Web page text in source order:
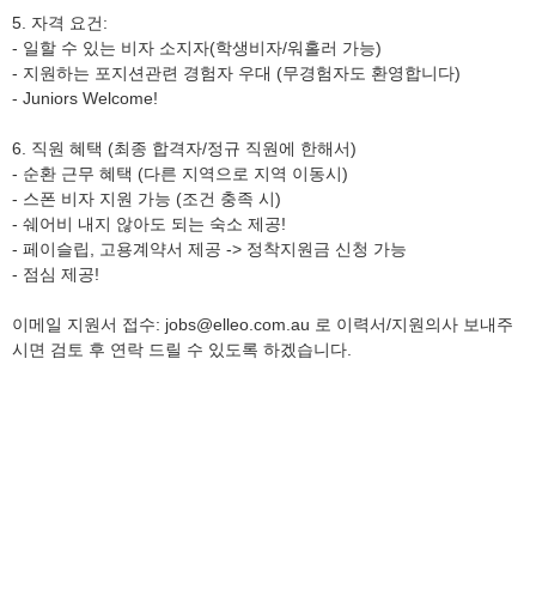
5. 자격 요건:
- 일할 수 있는 비자 소지자(학생비자/워홀러 가능)
- 지원하는 포지션관련 경험자 우대 (무경험자도 환영합니다)
- Juniors Welcome!
6. 직원 혜택 (최종 합격자/정규 직원에 한해서)
- 순환 근무 혜택 (다른 지역으로 지역 이동시)
- 스폰 비자 지원 가능 (조건 충족 시)
- 쉐어비 내지 않아도 되는 숙소 제공!
- 페이슬립, 고용계약서 제공 -> 정착지원금 신청 가능
- 점심 제공!
이메일 지원서 접수: jobs@elleo.com.au 로 이력서/지원의사 보내주
시면 검토 후 연락 드릴 수 있도록 하겠습니다.